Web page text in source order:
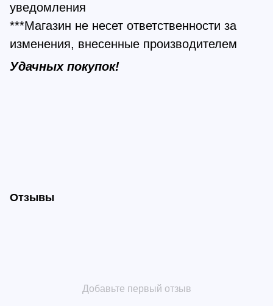
уведомления
***Магазин не несет ответственности за
изменения, внесенные производителем
Удачных покупок!
Отзывы
Добавьте первый отзыв